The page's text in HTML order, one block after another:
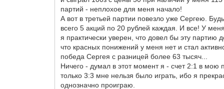
партий - неплохое для меня начало!
А вот в третьей партии повезло уже Сергею.
всего 5 акций по 20 рублей каждая. И все! У
я практически уверен, что довел бы эту
что красных понижений у меня нет и стал
победа Сергея с разницей более 63 тысяч...
Ничего - думал в этот момент я - счет 2:1 в мою
только 3:3 мне нельзя было играть, ибо я
однозначно проиграю.